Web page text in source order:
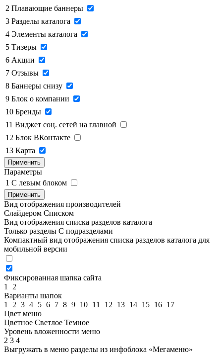
2 Плавающие баннеры
3 Разделы каталога
4 Элементы каталога
5 Тизеры
6 Акции
7 Отзывы
8 Баннеры снизу
9 Блок о компании
10 Бренды
11 Виджет соц. сетей на главной
12 Блок ВКонтакте
13 Карта
Применить
Параметры
1 C левым блоком
Применить
Вид отображения производителей
Слайдером Списком
Вид отображения списка разделов каталога
Только разделы С подразделами
Компактный вид отображения списка разделов каталога для
мобильной версии
Фиксированная шапка сайта
1
2
Варианты шапок
1
2 3 4 5 6 7 8 9 10 11 12 13 14 15 16 17
Цвет меню
Цветное Светлое Темное
Уровень вложенности меню
2 3 4
Выгружать в меню разделы из инфоблока «Мегаменю»